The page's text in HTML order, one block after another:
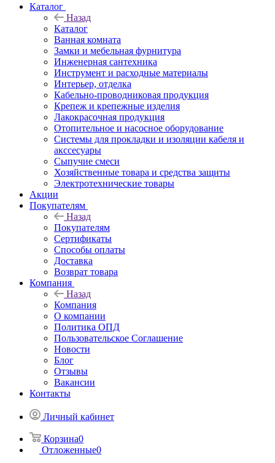
Каталог
Назад
Каталог
Ванная комната
Замки и мебельная фурнитура
Инженерная сантехника
Инструмент и расходные материалы
Интерьер, отделка
Кабельно-проводниковая продукция
Крепеж и крепежные изделия
Лакокрасочная продукция
Отопительное и насосное оборудование
Системы для прокладки и изоляции кабеля и
акссесуары
Сыпучие смеси
Хозяйственные товара и средства защиты
Электротехнические товары
Акции
Покупателям
Назад
Покупателям
Сертификаты
Способы оплаты
Доставка
Возврат товара
Компания
Назад
Компания
О компании
Политика ОПД
Пользовательское Соглашение
Новости
Блог
Отзывы
Вакансии
Контакты
Личный кабинет
Корзина0
Отложенные0